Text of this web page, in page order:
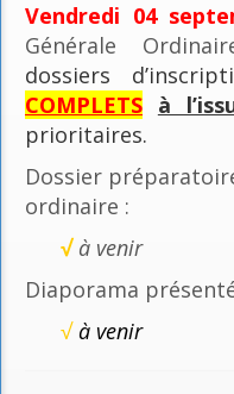
Vendredi 04
Générale
dossiers
COMPLETS à
prioritaires.
Dossier
ordinaire :
√ à venir
Diaporama
√à venir